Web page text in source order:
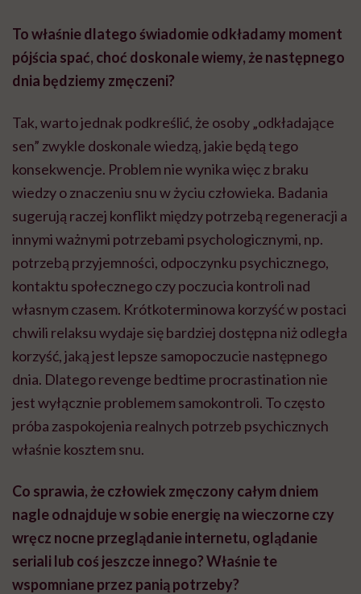
To właśnie dlatego świadomie odkładamy moment
pójścia spać, choć doskonale wiemy, że następnego
dnia będziemy zmęczeni?
Tak, warto jednak podkreślić, że osoby „odkładające
sen” zwykle doskonale wiedzą, jakie będą tego
konsekwencje. Problem nie wynika więc z braku
wiedzy o znaczeniu snu w życiu człowieka. Badania
sugerują raczej konflikt między potrzebą regeneracji a
innymi ważnymi potrzebami psychologicznymi, np.
potrzebą przyjemności, odpoczynku psychicznego,
kontaktu społecznego czy poczucia kontroli nad
własnym czasem. Krótkoterminowa korzyść w postaci
chwili relaksu wydaje się bardziej dostępna niż odległa
korzyść, jaką jest lepsze samopoczucie następnego
dnia. Dlatego revenge bedtime procrastination nie
jest wyłącznie problemem samokontroli. To często
próba zaspokojenia realnych potrzeb psychicznych
właśnie kosztem snu.
Co sprawia, że człowiek zmęczony całym dniem
nagle odnajduje w sobie energię na wieczorne czy
wręcz nocne przeglądanie internetu, oglądanie
seriali lub coś jeszcze innego? Właśnie te
wspomniane przez panią potrzeby?